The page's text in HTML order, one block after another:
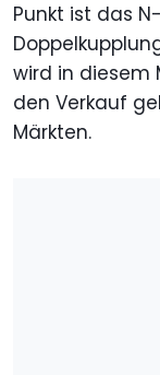
Punkt ist das
wird in diesem
den Verkauf
Märkten.